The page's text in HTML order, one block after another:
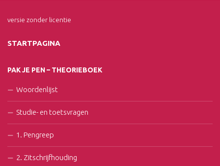
versie zonder licentie
STARTPAGINA
PAK JE PEN – THEORIEBOEK
Woordenlijst
Studie- en toetsvragen
1. Pengreep
2. Zitschrijfhouding